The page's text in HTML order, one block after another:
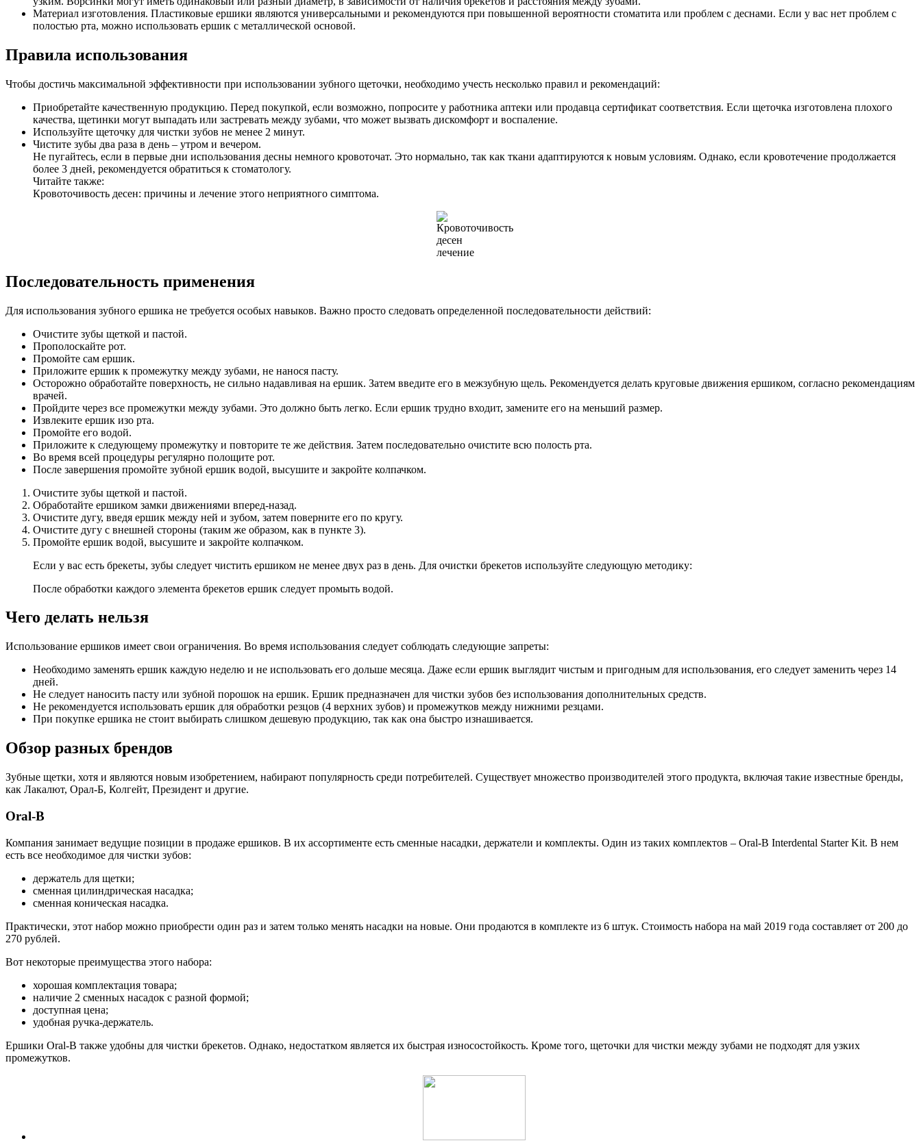
Материал изготовления. Пластиковые ершики являются универсальными и рекомендуются при повышенной вероятности стоматита или проблем с деснами. Если у вас нет проблем с
полостью рта, можно использовать ершик с металлической основой.
Правила использования
Чтобы достичь максимальной эффективности при использовании зубного щеточки, необходимо учесть несколько правил и рекомендаций:
Приобретайте качественную продукцию. Перед покупкой, если возможно, попросите у работника аптеки или продавца сертификат соответствия. Если щеточка изготовлена плохого
качества, щетинки могут выпадать или застревать между зубами, что может вызвать дискомфорт и воспаление.
Используйте щеточку для чистки зубов не менее 2 минут.
Чистите зубы два раза в день – утром и вечером.
Не пугайтесь, если в первые дни использования десны немного кровоточат. Это нормально, так как ткани адаптируются к новым условиям. Однако, если кровотечение продолжается
более 3 дней, рекомендуется обратиться к стоматологу.
Читайте также:
Кровоточивость десен: причины и лечение этого неприятного симптома.
Последовательность применения
Для использования зубного ершика не требуется особых навыков. Важно просто следовать определенной последовательности действий:
Очистите зубы щеткой и пастой.
Прополоскайте рот.
Промойте сам ершик.
Приложите ершик к промежутку между зубами, не нанося пасту.
Осторожно обработайте поверхность, не сильно надавливая на ершик. Затем введите его в межзубную щель. Рекомендуется делать круговые движения ершиком, согласно рекомендациям
врачей.
Пройдите через все промежутки между зубами. Это должно быть легко. Если ершик трудно входит, замените его на меньший размер.
Извлеките ершик изо рта.
Промойте его водой.
Приложите к следующему промежутку и повторите те же действия. Затем последовательно очистите всю полость рта.
Во время всей процедуры регулярно полощите рот.
После завершения промойте зубной ершик водой, высушите и закройте колпачком.
Очистите зубы щеткой и пастой.
Обработайте ершиком замки движениями вперед-назад.
Очистите дугу, введя ершик между ней и зубом, затем поверните его по кругу.
Очистите дугу с внешней стороны (таким же образом, как в пункте 3).
Промойте ершик водой, высушите и закройте колпачком.
Если у вас есть брекеты, зубы следует чистить ершиком не менее двух раз в день. Для очистки брекетов используйте следующую методику:
После обработки каждого элемента брекетов ершик следует промыть водой.
Чего делать нельзя
Использование ершиков имеет свои ограничения. Во время использования следует соблюдать следующие запреты:
Необходимо заменять ершик каждую неделю и не использовать его дольше месяца. Даже если ершик выглядит чистым и пригодным для использования, его следует заменить через 14
дней.
Не следует наносить пасту или зубной порошок на ершик. Ершик предназначен для чистки зубов без использования дополнительных средств.
Не рекомендуется использовать ершик для обработки резцов (4 верхних зубов) и промежутков между нижними резцами.
При покупке ершика не стоит выбирать слишком дешевую продукцию, так как она быстро изнашивается.
Обзор разных брендов
Зубные щетки, хотя и являются новым изобретением, набирают популярность среди потребителей. Существует множество производителей этого продукта, включая такие известные бренды,
как Лакалют, Орал-Б, Колгейт, Президент и другие.
Oral-B
Компания занимает ведущие позиции в продаже ершиков. В их ассортименте есть сменные насадки, держатели и комплекты. Один из таких комплектов – Oral-B Interdental Starter Kit. В нем
есть все необходимое для чистки зубов:
держатель для щетки;
сменная цилиндрическая насадка;
сменная коническая насадка.
Практически, этот набор можно приобрести один раз и затем только менять насадки на новые. Они продаются в комплекте из 6 штук. Стоимость набора на май 2019 года составляет от 200 до
270 рублей.
Вот некоторые преимущества этого набора:
хорошая комплектация товара;
наличие 2 сменных насадок с разной формой;
доступная цена;
удобная ручка-держатель.
Ершики Oral-B также удобны для чистки брекетов. Однако, недостатком является их быстрая износостойкость. Кроме того, щеточки для чистки между зубами не подходят для узких
промежутков.